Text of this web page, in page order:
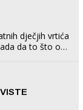
dječjih vrtića
da to što oni